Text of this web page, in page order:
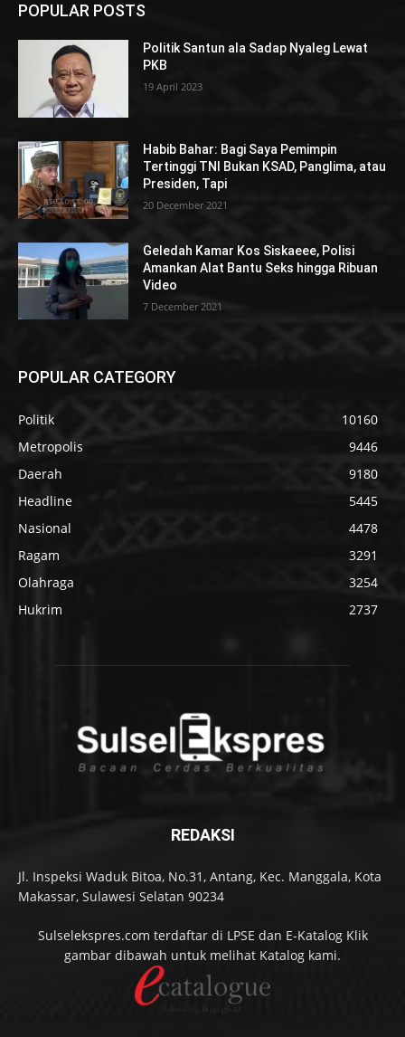
POPULAR POSTS
Politik Santun ala Sadap Nyaleg Lewat
PKB
19 April 2023
Habib Bahar: Bagi Saya Pemimpin
Tertinggi TNI Bukan KSAD, Panglima, atau
Presiden, Tapi
20 December 2021
Geledah Kamar Kos Siskaeee, Polisi
Amankan Alat Bantu Seks hingga Ribuan
Video
7 December 2021
POPULAR CATEGORY
Politik
10160
Metropolis
9446
Daerah
9180
Headline
5445
Nasional
4478
Ragam
3291
Olahraga
3254
Hukrim
2737
REDAKSI
Jl. Inspeksi Waduk Bitoa, No.31, Antang, Kec. Manggala, Kota
Makassar, Sulawesi Selatan 90234
Sulselekspres.com terdaftar di LPSE dan E-Katalog Klik
gambar dibawah untuk melihat Katalog kami.